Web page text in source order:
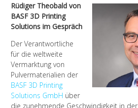
Rüdiger Theobald von
BASF 3D Printing
Solutions im Gespräch
Der Verantwortliche
für die weltweite
Vermarktung von
Pulvermaterialien der
BASF 3D Printing
Solutions GmbH über
die zunehmende Geschwindigkeit in